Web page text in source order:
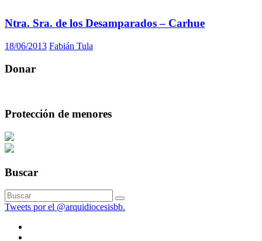
Ntra. Sra. de los Desamparados – Carhue
18/06/2013 Fabián Tula
Donar
Protección de menores
Buscar
Tweets por el @arquidiocesisbb.